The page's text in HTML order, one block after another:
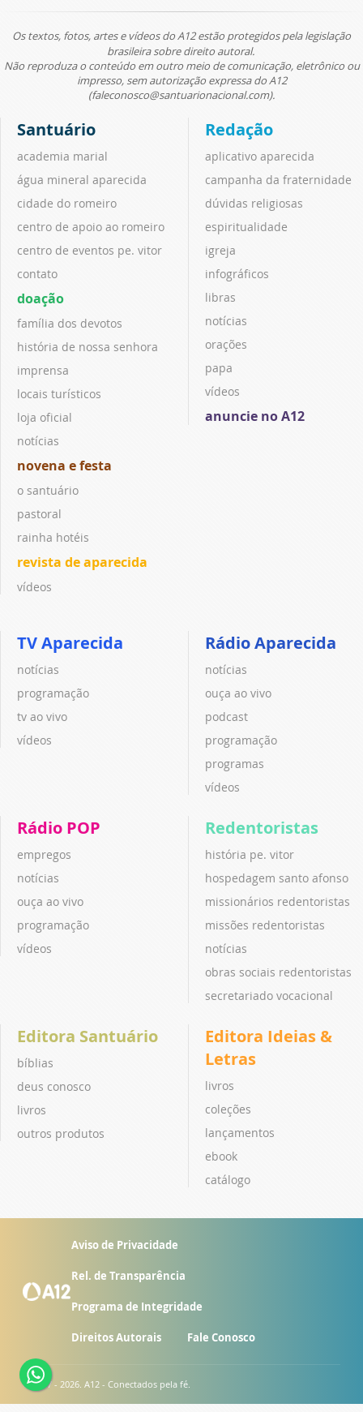
Os textos, fotos, artes e vídeos do A12 estão protegidos pela legislação
brasileira sobre direito autoral.
Não reproduza o conteúdo em outro meio de comunicação, eletrônico ou
impresso, sem autorização expressa do A12
(faleconosco@santuarionacional.com).
Santuário
academia marial
água mineral aparecida
cidade do romeiro
centro de apoio ao romeiro
centro de eventos pe. vitor
contato
doação
família dos devotos
história de nossa senhora
imprensa
locais turísticos
loja oficial
notícias
novena e festa
o santuário
pastoral
rainha hotéis
revista de aparecida
vídeos
Redação
aplicativo aparecida
campanha da fraternidade
dúvidas religiosas
espiritualidade
igreja
infográficos
libras
notícias
orações
papa
vídeos
anuncie no A12
TV Aparecida
notícias
programação
tv ao vivo
vídeos
Rádio Aparecida
notícias
ouça ao vivo
podcast
programação
programas
vídeos
Rádio POP
empregos
notícias
ouça ao vivo
programação
vídeos
Redentoristas
história pe. vitor
hospedagem santo afonso
missionários redentoristas
missões redentoristas
notícias
obras sociais redentoristas
secretariado vocacional
Editora Santuário
bíblias
deus conosco
livros
outros produtos
Editora Ideias &
Letras
livros
coleções
lançamentos
ebook
catálogo
Aviso de Privacidade
Rel. de Transparência
Programa de Integridade
Direitos Autorais Fale Conosco
© 2007 - 2026. A12 - Conectados pela fé.